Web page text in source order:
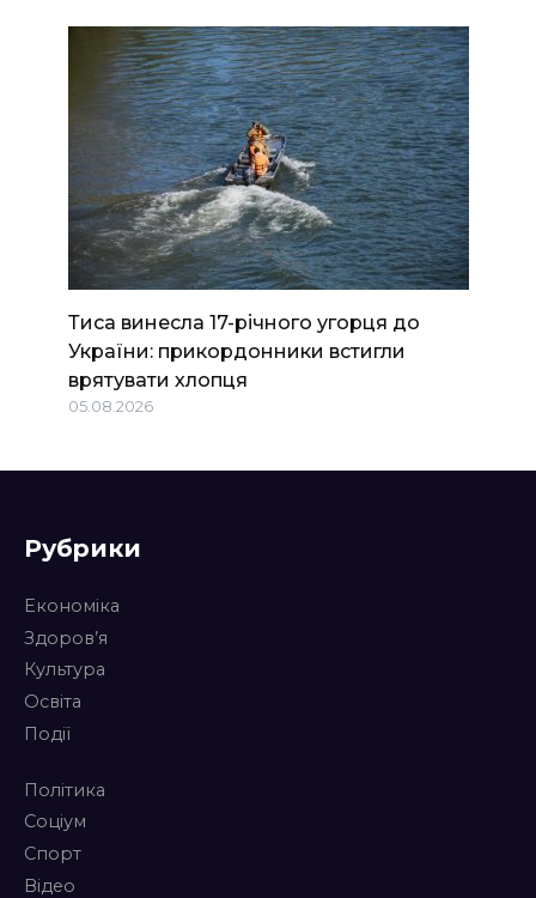
Тиса винесла 17-річного угорця до
України: прикордонники встигли
врятувати хлопця
05.08.2026
Рубрики
Економіка
Здоров’я
Культура
Освіта
Події
Політика
Соціум
Спорт
Відео